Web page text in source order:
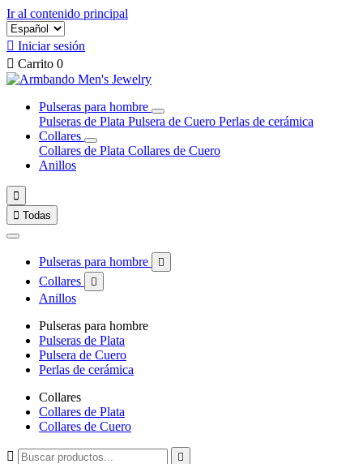
Ir al contenido principal
 Iniciar sesión
 Carrito 0
Pulseras para hombre
Pulseras de Plata Pulsera de Cuero Perlas de cerámica
Collares
Collares de Plata Collares de Cuero
Anillos

 Todas
Pulseras para hombre 
Collares 
Anillos
Pulseras para hombre
Pulseras de Plata
Pulsera de Cuero
Perlas de cerámica
Collares
Collares de Plata
Collares de Cuero
 